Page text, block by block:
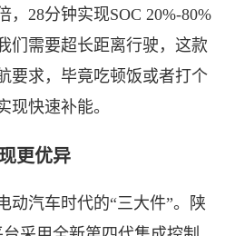
，28分钟实现SOC 20%-80%
们需要超长距离行驶，这款
要求，毕竟吃顿饭或者打个
现快速补能。
更优异
动汽车时代的“三大件”。陕